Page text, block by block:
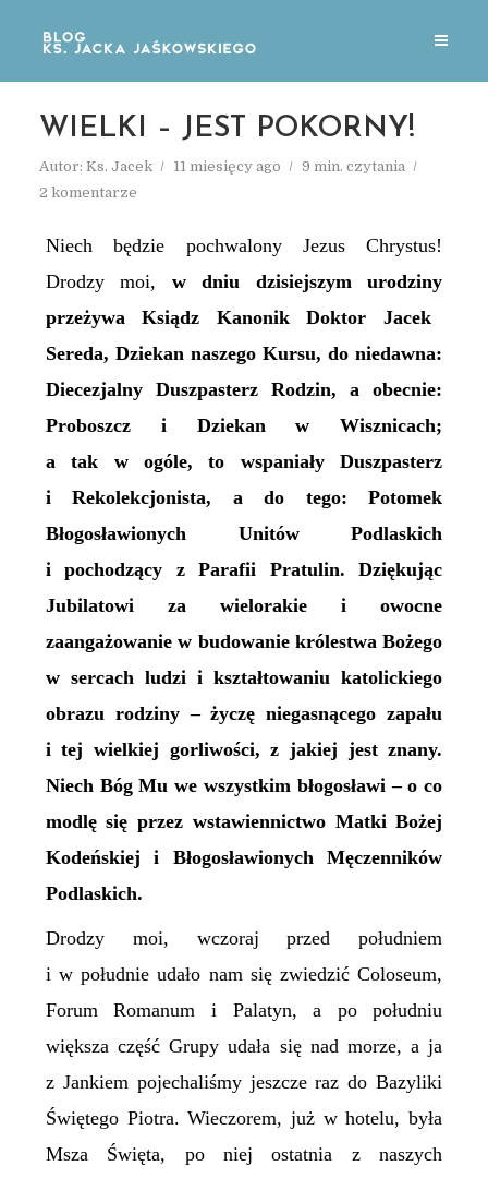
WIELKI – JEST POKORNY!
Autor: Ks. Jacek 11 miesięcy ago
9 min. czytania
2 komentarze
Niech będzie pochwalony Jezus Chrystus!
Drodzy moi, w dniu dzisiejszym urodziny
przeżywa Ksiądz Kanonik Doktor Jacek
Sereda, Dziekan naszego Kursu,do niedawna:
Diecezjalny Duszpasterz Rodzin,a obecnie:
Proboszcz i Dziekan w Wisznicach;
a tak w ogóle, to wspaniały Duszpasterz
i Rekolekcjonista, ado tego: Potomek
Błogosławionych Unitów Podlaskich
i pochodzący z Parafii Pratulin. Dziękując
Jubilatowi za wielorakie i owocne
zaangażowanie w budowanie królestwa Bożego
w sercach ludzi i kształtowaniu katolickiego
obrazu rodziny – życzę niegasnącego zapału
i tej wielkiej gorliwości, z jakiej jest znany.
Niech Bóg Mu we wszystkim błogosławi – o co
modlę się przez wstawiennictwo Matki Bożej
Kodeńskiej i Błogosławionych Męczenników
Podlaskich.
Drodzy moi, wczoraj przed południem
i w południe udało nam się zwiedzić Coloseum,
Forum Romanum i Palatyn, a po południu
większa część Grupy udała się nad morze, a ja
z Jankiem pojechaliśmy jeszcze raz do Bazyliki
Świętego Piotra. Wieczorem, już w hotelu, była
Msza Święta, po niej ostatnia z naszych